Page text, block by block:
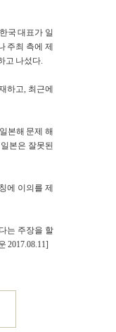
국 대표가 일
주최 측에 제
고 나섰다.
하고, 최근에
본해 문제 해
본은 잘못된
에 이의를 제
는 주장을 할
2017.08.11]